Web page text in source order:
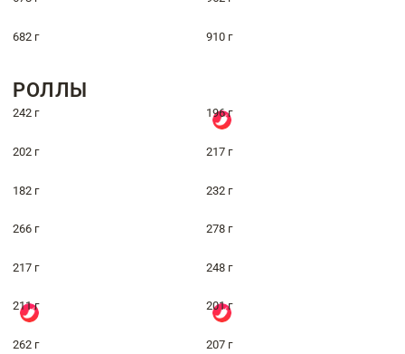
682 г 910 г
РОЛЛЫ
242 г 196 г
202 г 217 г
182 г 232 г
266 г 278 г
217 г 248 г
211 г 201 г
262 г 207 г